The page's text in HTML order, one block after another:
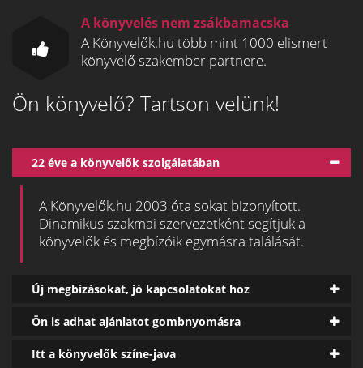
A könyvelés nem zsákbamacska
A Könyvelők.hu több mint 1000 elismert
könyvelő szakember partnere.
Ön könyvelő? Tartson velünk!
22 éve a könyvelők szolgálatában
A Könyvelők.hu 2003 óta sokat bizonyított.
Dinamikus szakmai szervezetként segítjük a
könyvelők és megbízóik egymásra találását.
Új megbízásokat, jó kapcsolatokat hoz
Ön is adhat ajánlatot gombnyomásra
Itt a könyvelők színe-java